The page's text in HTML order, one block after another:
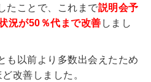
たことで、これまで説明会予
況が50％代まで改善 しまし
も以前より多数出会えたため
改善しました。